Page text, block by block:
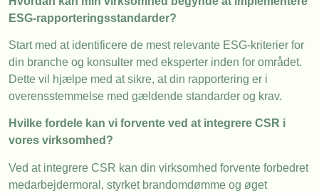
ESG-rapporteringsstandarder?
Start med at identificere de mest relevante ESG-kriterier for
din branche og konsulter med eksperter inden for området.
Dette vil hjælpe med at sikre, at din rapportering er i
overensstemmelse med gældende standarder og krav.
Hvilke fordele kan vi forvente ved at integrere CSR i
vores virksomhed?
Ved at integrere CSR kan din virksomhed forvente forbedret
medarbejdermoral, styrket brandomdømme og øget